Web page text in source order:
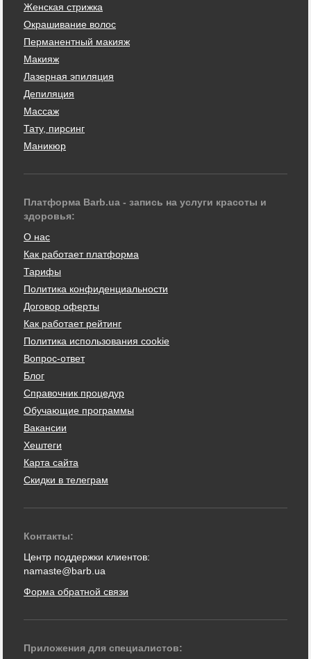
Женская стрижка
Окрашивание волос
Перманентный макияж
Макияж
Лазерная эпиляция
Депиляция
Массаж
Тату, пирсинг
Маникюр
Платформа Barb.ua - запись на услуги красоты и
здоровья:
О нас
Как работает платформа
Тарифы
Политика конфиденциальности
Договор оферты
Как работает рейтинг
Политика использования cookie
Вопрос-ответ
Блог
Справочник процедур
Обучающие программы
Вакансии
Хештеги
Карта сайта
Скидки в телеграм
Контакты:
Центр поддержки клиентов:
namaste@barb.ua
Форма обратной связи
Приложения для специалистов: